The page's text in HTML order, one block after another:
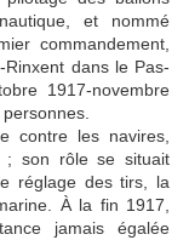
et nommé
commandement,
dans le Pas-
1917-novembre
contre les navires,
; son rôle se situait
réglage des tirs, la
À la fin 1917,
jamais égalée